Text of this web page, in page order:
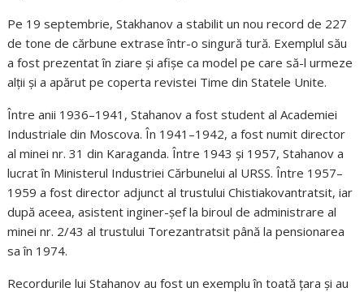
Pe 19 septembrie, Stakhanov a stabilit un nou record de 227
de tone de cărbune extrase într-o singură tură. Exemplul său
a fost prezentat în ziare și afișe ca model pe care să-l urmeze
alții și a apărut pe coperta revistei Time din Statele Unite.
Între anii 1936–1941, Stahanov a fost student al Academiei
Industriale din Moscova. În 1941–1942, a fost numit director
al minei nr. 31 din Karaganda. Între 1943 și 1957, Stahanov a
lucrat în Ministerul Industriei Cărbunelui al URSS. Între 1957–
1959 a fost director adjunct al trustului Chistiakovantratsit, iar
după aceea, asistent inginer-șef la biroul de administrare al
minei nr. 2/43 al trustului Torezantratsit până la pensionarea
sa în 1974.
Recordurile lui Stahanov au fost un exemplu în toată țara și au